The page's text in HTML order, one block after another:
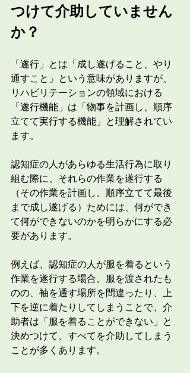
つけて介助していません
か？
「遂行」とは「成し遂げること、やり
通すこと」という意味がありますが、
リハビリテーションの領域における
「遂行機能」は「物事を計画し、順序
立てて実行する機能」と理解されてい
ます。
認知症の人があらゆる生活行為に取り
組む際に、それらの作業を遂行する
（その作業を計画し、順序立てて最後
まで成し遂げる）ためには、何ができ
て何ができないのかを明らかにする必
要があります。
例えば、認知症の人が服を着るという
作業を遂行する場合、服を渡されたも
のの、袖を通す場所を間違ったり、上
下を逆に着たりしてしまうことで、介
助者は「服を着ることができない」と
決めつけて、すべてを介助してしまう
ことが多くあります。